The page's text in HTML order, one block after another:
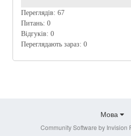
Переглядів: 67
Питань: 0
Відгуків: 0
Переглядають зараз: 0
Мова
Community Software by Invision